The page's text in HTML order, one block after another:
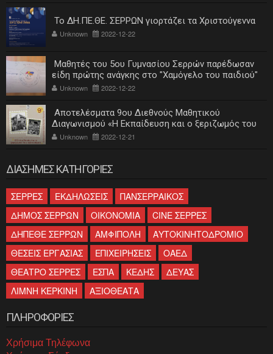
Το ΔΗ.ΠΕ.ΘΕ. ΣΕΡΡΩΝ γιορτάζει τα Χριστούγεννα
Unknown 2022-12-22
Μαθητές του 5ου Γυμνασίου Σερρών παρέδωσαν
είδη πρώτης ανάγκης στο "Χαμόγελο του παιδιού"
Unknown 2022-12-22
Αποτελέσματα 9ου Διεθνούς Μαθητικού
Διαγωνισμού «Η Εκπαίδευση και ο ξεριζωμός του
ελληνισμού»
Unknown 2022-12-21
ΔΙΑΣΗΜΕΣ ΚΑΤΗΓΟΡΙΕΣ
ΣΕΡΡΕΣ ΕΚΔΗΛΩΣΕΙΣ
ΠΑΝΣΕΡΡΑΙΚΟΣ
ΔΗΜΟΣ ΣΕΡΡΩΝ
ΟΙΚΟΝΟΜΙΑ
CINE ΣΕΡΡΕΣ
ΔΗΠΕΘΕ ΣΕΡΡΩΝ
ΑΜΦΙΠΟΛΗ
ΑΥΤΟΚΙΝΗΤΟΔΡΟΜΙΟ
ΘΕΣΕΙΣ ΕΡΓΑΣΙΑΣ
ΕΠΙΧΕΙΡΗΣΕΙΣ
ΟΑΕΔ
ΘΕΑΤΡΟ ΣΕΡΡΕΣ
ΕΣΠΑ ΚΕΔΗΣ
ΔΕΥΑΣ
ΛΙΜΝΗ ΚΕΡΚΙΝΗ
ΑΞΙΟΘΕΑΤΑ
ΠΛΗΡΟΦΟΡΙΕΣ
Χρήσιμα Τηλέφωνα